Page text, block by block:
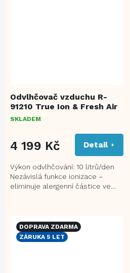
Odvlhčovač vzduchu R-
91210 True Ion & Fresh Air
SKLADEM
4 199 Kč Detail
Výkon odvlhčování: 10 litrů/den
Nezávislá funkce ionizace –
eliminuje alergenní částice ve
DOPRAVA ZDARMA
ZÁRUKA 5 LET